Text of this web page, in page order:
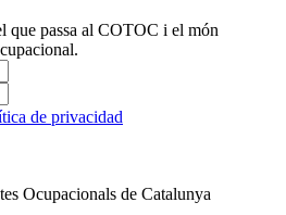
que passa al COTOC i el món
de privacidad
Ocupacionals de Catalunya